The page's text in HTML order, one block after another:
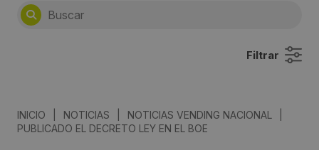
Filtrar
INICIO NOTICIAS NOTICIAS VENDING NACIONAL
PUBLICADO EL DECRETO LEY EN EL BOE